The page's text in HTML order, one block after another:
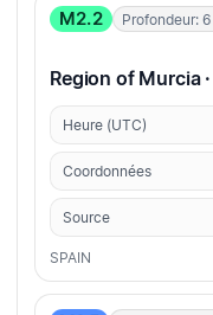
M2.2 Profondeur:
Region of Murcia
Heure (UTC)
Coordonnées
Source
SPAIN